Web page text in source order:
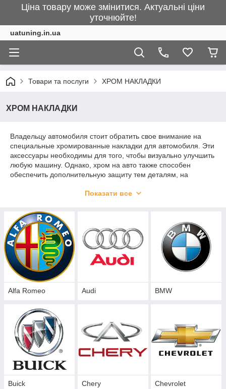
Ціна товару може змінитися. Актуальні ціни
уточнюйте!
uatuning.in.ua
Товари та послуги ХРОМ НАКЛАДКИ
ХРОМ НАКЛАДКИ
Владельцу автомобиля стоит обратить свое внимание на
специальные хромированные накладки для автомобиля. Эти
аксессуары необходимы для того, чтобы визуально улучшить
любую машину. Однако, хром на авто также способен
обеспечить дополнительную защиту тем деталям, на
смотрятся стильно, и смогут выдержать царапины и другие
Кроме того, такие аксессуары не ржавеют, а значит смогут
прослужить длительное время. Вы в свою очередь можете
купить хромированные накладки на авто по доступным
ценам, на странице нашего интернет магазина"Ua Tuning"
.
Доставка осуществляется по всей Украине, трансортной
компанией Новой Почтой.
Показати все
Alfa Romeo Audi BMW
Buick Chery Chevrolet